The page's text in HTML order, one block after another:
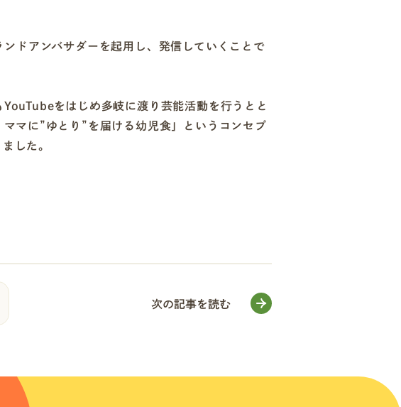
ドアンバサダーを起用し、発信していくことで
をはじめ多岐に渡り芸能活動を行うとと
マに”ゆとり”を届ける幼児食」というコンセプ
した。
次の記事を読む